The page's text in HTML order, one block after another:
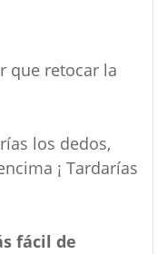
que retocar la
los dedos,
¡ Tardarías
fácil de